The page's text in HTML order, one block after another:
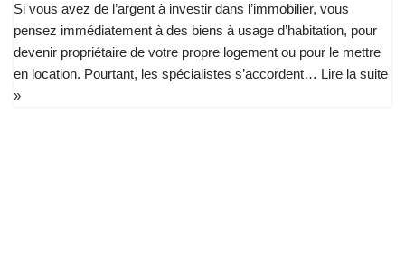
Si vous avez de l’argent à investir dans l’immobilier, vous
pensez immédiatement à des biens à usage d’habitation, pour
devenir propriétaire de votre propre logement ou pour le mettre
en location. Pourtant, les spécialistes s’accordent… Lire la suite
»